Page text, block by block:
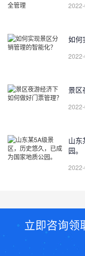
如何
景区
山东
园。
立即咨询领